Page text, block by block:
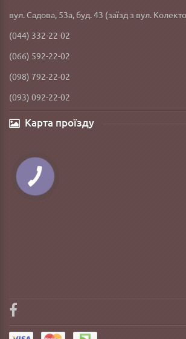
вул. Садова, 53а, буд. 43 (заїзд з вул.
(044) 332-22-02
(066) 592-22-02
(098) 792-22-02
(093) 092-22-02
Карта проїзду
КНОПКА
ЗВ'ЯЗКУ